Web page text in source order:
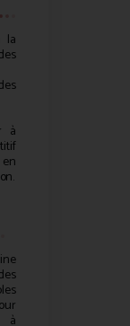
la
à
à